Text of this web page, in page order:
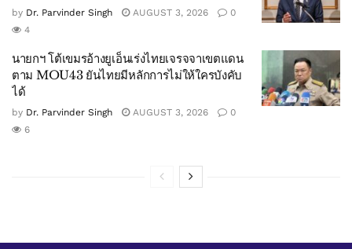
by Dr. Parvinder Singh AUGUST 3, 2026
0
4
นายกฯ โต้เขมรอ้างยูเอ็นเร่งไทยเจรจจาเขตแดน
ตาม MOU43 ยันไทยมีหลักการไม่ให้ใครบังคับ
ได้
by Dr. Parvinder Singh AUGUST 3, 2026
0
6